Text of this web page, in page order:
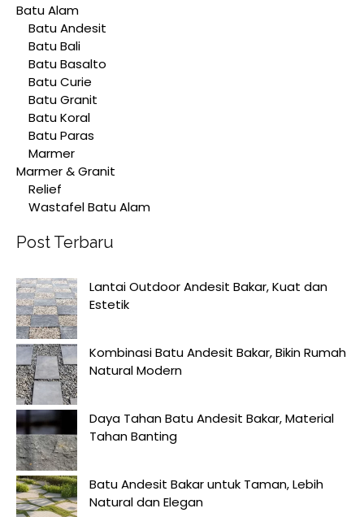
Batu Alam
Batu Andesit
Batu Bali
Batu Basalto
Batu Curie
Batu Granit
Batu Koral
Batu Paras
Marmer
Marmer & Granit
Relief
Wastafel Batu Alam
Post Terbaru
Lantai Outdoor Andesit Bakar, Kuat dan
Estetik
Kombinasi Batu Andesit Bakar, Bikin Rumah
Natural Modern
Daya Tahan Batu Andesit Bakar, Material
Tahan Banting
Batu Andesit Bakar untuk Taman, Lebih
Natural dan Elegan